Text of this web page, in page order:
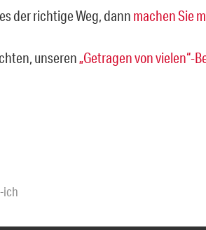
der richtige Weg, dann machen Sie
unseren„Getragen von vielen“-
ich